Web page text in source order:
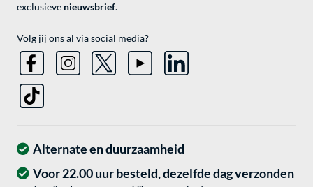
exclusieve nieuwsbrief.
Volg jij ons al via social media?
Alternate en duurzaamheid
Voor 22.00 uur besteld, dezelfde dag verzonden